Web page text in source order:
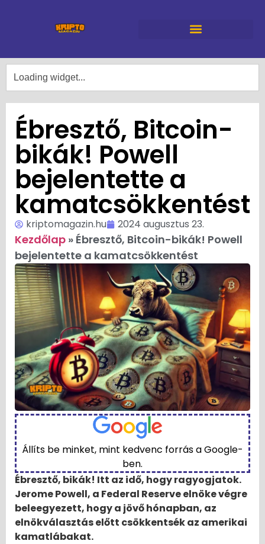
Ébresztő, Bitcoin-
bikák! Powell
bejelentette a
kamatcsökkentést
kriptomagazin.hu 2024 augusztus 23.
Kezdőlap » Ébresztő, Bitcoin-bikák! Powell
bejelentette a kamatcsökkentést
Állíts be minket, mint kedvenc forrás a Google-
ben.
Ébresztő, bikák! Itt az idő, hogy ragyogjatok.
Jerome Powell, a Federal Reserve elnöke végre
beleegyezett, hogy a jövő hónapban, az
elnökválasztás előtt csökkentsék az amerikai
kamatlábakat.